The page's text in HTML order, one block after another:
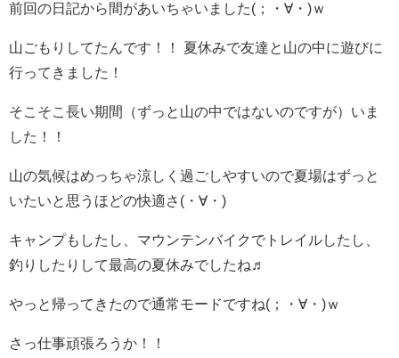
前回の日記から間があいちゃいました(；・∀・)ｗ
山ごもりしてたんです！！ 夏休みで友達と山の中に遊びに
行ってきました！
そこそこ長い期間（ずっと山の中ではないのですが）いま
した！！
山の気候はめっちゃ涼しく過ごしやすいので夏場はずっと
いたいと思うほどの快適さ(・∀・)
キャンプもしたし、マウンテンバイクでトレイルしたし、
釣りしたりして最高の夏休みでしたね♬
やっと帰ってきたので通常モードですね(；・∀・)ｗ
さっ仕事頑張ろうか！！